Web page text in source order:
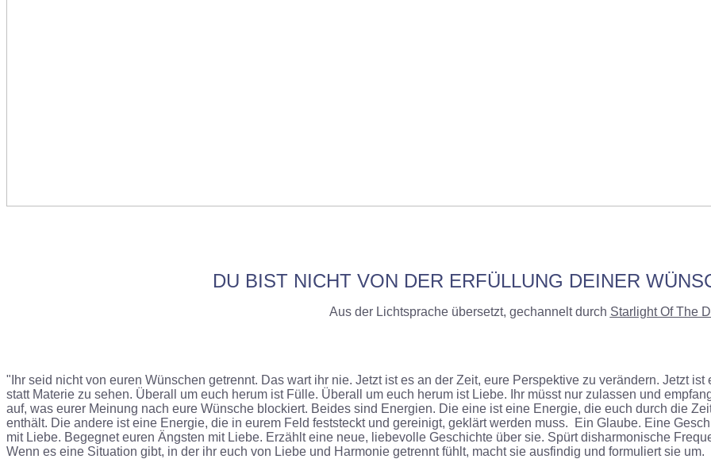
DU BIST NICHT VON DER ERFÜLLUNG DEINER
Aus der Lichtsprache übersetzt, gechannelt durch Starlight Of The
"Ihr seid nicht von euren Wünschen getrennt. Das wart ihr nie. Jetzt ist es an der Zeit, eure Perspektive zu verändern. Jetzt
statt Materie zu sehen. Überall um euch herum ist Fülle. Überall um euch herum ist Liebe. Ihr müsst nur zulassen und
auf, was eurer Meinung nach eure Wünsche blockiert. Beides sind Energien. Die eine ist eine Energie, die euch durch die
enthält. Die andere ist eine Energie, die in eurem Feld feststeckt und gereinigt, geklärt werden muss. Ein Glaube. Eine
mit Liebe. Begegnet euren Ängsten mit Liebe. Erzählt eine neue, liebevolle Geschichte über sie. Spürt disharmonische
Wenn es eine Situation gibt, in der ihr euch von Liebe und Harmonie getrennt fühlt, macht sie ausfindig und formuliert sie um.